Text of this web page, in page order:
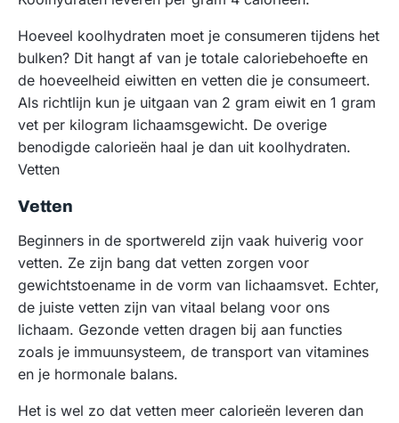
Hoeveel koolhydraten moet je consumeren tijdens het
bulken? Dit hangt af van je totale caloriebehoefte en
de hoeveelheid eiwitten en vetten die je consumeert.
Als richtlijn kun je uitgaan van 2 gram eiwit en 1 gram
vet per kilogram lichaamsgewicht. De overige
benodigde calorieën haal je dan uit koolhydraten.
Vetten
Vetten
Beginners in de sportwereld zijn vaak huiverig voor
vetten. Ze zijn bang dat vetten zorgen voor
gewichtstoename in de vorm van lichaamsvet. Echter,
de juiste vetten zijn van vitaal belang voor ons
lichaam. Gezonde vetten dragen bij aan functies
zoals je immuunsysteem, de transport van vitamines
en je hormonale balans.
Het is wel zo dat vetten meer calorieën leveren dan